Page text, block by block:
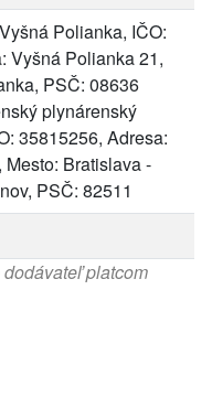
Polianka, IČO:
Vyšná Polianka 21,
PSČ: 08636
plynárenský
35815256, Adresa:
Bratislava -
PSČ: 82511
platcom